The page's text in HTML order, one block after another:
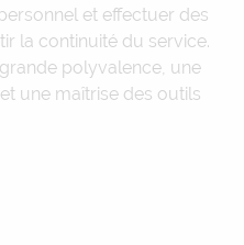
et effectuer des
la continuité du service.
polyvalence, une
une maîtrise des outils